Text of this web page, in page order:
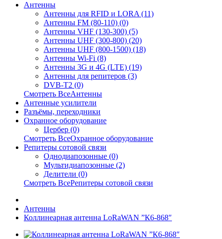
Антенны
Антенны для RFID и LORA (11)
Антенны FM (80-110) (0)
Антенны VHF (130-300) (5)
Антенны UHF (300-800) (20)
Антенны UHF (800-1500) (18)
Антенны Wi-Fi (8)
Антенны 3G и 4G (LTE) (19)
Антенны для репитеров (3)
DVB-T2 (0)
Смотреть ВсеАнтенны
Антенные усилители
Разъёмы, переходники
Охранное оборудование
Цербер (0)
Смотреть ВсеОхранное оборудование
Репитеры сотовой связи
Однодиапозонные (0)
Мультидиапозонные (2)
Делители (0)
Смотреть ВсеРепитеры сотовой связи
Антенны
Коллинеарная антенна LoRaWAN ”К6-868″